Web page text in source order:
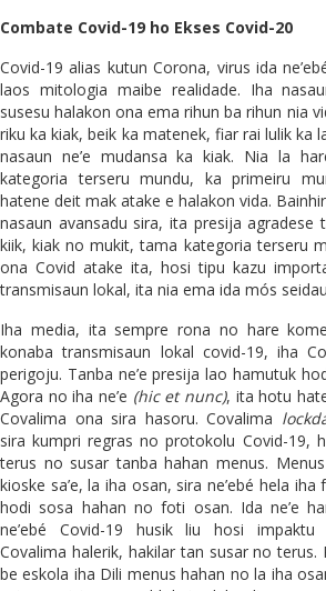
Combate Covid-19 ho Ekses Covid-20
Covid-19 alias kutun Corona, virus ida
laos mitologia maibe realidade. Iha
susesu halakon ona ema rihun ba rihun nia
riku ka kiak, beik ka matenek, fiar rai lulik ka
nasaun ne’e mudansa ka kiak. Nia la
kategoria terseru mundu, ka primeiru
hatene deit mak atake e halakon vida.
nasaun avansadu sira, ita presija agradese
kiik, kiak no mukit, tama kategoria terseru
ona Covid atake ita, hosi tipu kazu
transmisaun lokal, ita nia ema ida mós
Iha media, ita sempre rona no hare
konaba transmisaun lokal covid-19, iha
perigoju. Tanba ne’e presija lao hamutuk
Agora no iha ne’e (hic et nunc), ita hotu
Covalima ona sira hasoru. Covalima
sira kumpri regras no protokolu Covid-19,
terus no susar tanba hahan menus.
kioske sa’e, la iha osan, sira ne’ebé hela iha
hodi sosa hahan no foti osan. Ida ne’e
ne’ebé Covid-19 husik liu hosi impaktu
Covalima halerik, hakilar tan susar no terus.
be eskola iha Dili menus hahan no la iha